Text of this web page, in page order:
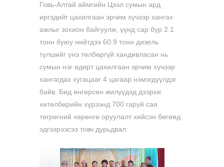
Говь-Алтай аймгийн Цээл сумын ард
иргэдийг цахилгаан эрчим хүчээр хангах
ажлыг зохион байгуулж, үүнд сар бүр 2.1
тонн буюу нийтдээ 60.9 тонн дизель
түлшийг үнэ төлбөргүй хандивласан нь
сумын нэг өдөрт цахилгаан эрчим хүчээр
хангагдах хугацааг 4 цагаар нэмэгдүүлдэг
байв. Бид өнгөрсөн жилүүдэд дээрхи
хөтөлбөрийн хүрээнд 700 гаруй сая
төгрөгний хөрөнгө оруулалт хийсэн бөгөөд
эдгээрээсээ товч дурьдвал: